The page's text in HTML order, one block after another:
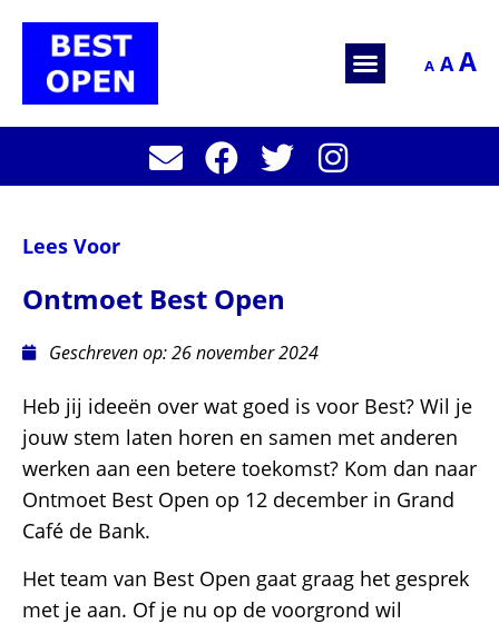
A A A
Lees Voor
Ontmoet Best Open
Geschreven op:26 november 2024
Heb jij ideeën over wat goed is voor Best? Wil je
jouw stem laten horen en samen met anderen
werken aan een betere toekomst? Kom dan naar
Ontmoet Best Open op 12 december in Grand
Café de Bank.
Het team van Best Open gaat graag het gesprek
met je aan. Of je nu op de voorgrond wil